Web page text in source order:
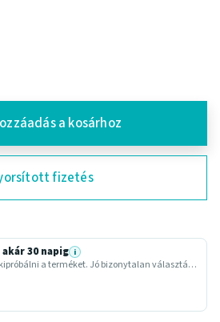
a kosárhoz
fizetés
30 napig i
Több idő otthon kipróbálni a terméket. Jó bizonytalan választásnál vagy ajándéknál.